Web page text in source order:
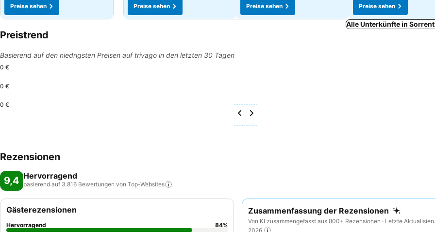
Preise sehen
Preise sehen
Preise sehen
Preise sehen
Alle Unterkünfte in
Preistrend
Basierend auf den niedrigsten Preisen auf trivago in den letzten 30 Tagen
0 €
0 €
0 €
Rezensionen
9,4 Hervorragend
basierend auf 3.816 Bewertungen von Top-Websites
Zusammenfassung der Rezensionen
Von KI zusammengefasst aus 800+ Rezensionen · Letzte
2026
Gästerezensionen
Hervorragend 84%